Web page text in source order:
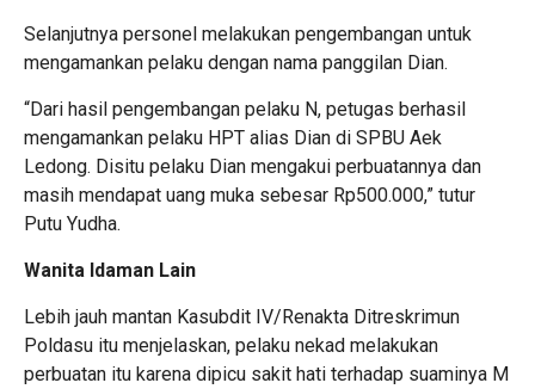
Selanjutnya personel melakukan pengembangan untuk
mengamankan pelaku dengan nama panggilan Dian.
“Dari hasil pengembangan pelaku N, petugas berhasil
mengamankan pelaku HPT alias Dian di SPBU Aek
Ledong. Disitu pelaku Dian mengakui perbuatannya dan
masih mendapat uang muka sebesar Rp500.000,” tutur
Putu Yudha.
Wanita Idaman Lain
Lebih jauh mantan Kasubdit IV/Renakta Ditreskrimun
Poldasu itu menjelaskan, pelaku nekad melakukan
perbuatan itu karena dipicu sakit hati terhadap suaminya M